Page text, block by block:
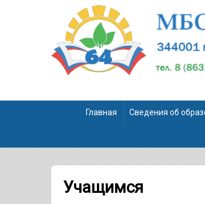
Главная Сведения об
Учащимся